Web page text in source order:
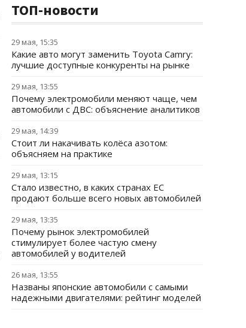
ТОП-новости
29 мая, 15:35
Какие авто могут заменить Toyota Camry:
лучшие доступные конкуренты на рынке
29 мая, 13:55
Почему электромобили меняют чаще, чем
автомобили с ДВС: объяснение аналитиков
29 мая, 14:39
Стоит ли накачивать колёса азотом:
объясняем на практике
29 мая, 13:15
Стало известно, в каких странах ЕС
продают больше всего новых автомобилей
29 мая, 13:35
Почему рынок электромобилей
стимулирует более частую смену
автомобилей у водителей
26 мая, 13:55
Названы японские автомобили с самыми
надежными двигателями: рейтинг моделей